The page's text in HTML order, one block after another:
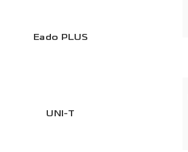
Eado PLUS
UNI-T